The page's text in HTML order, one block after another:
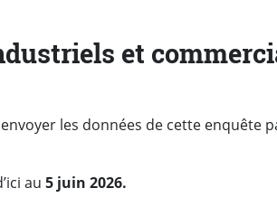
et
les données de cette enquête
au 5 juin 2026.